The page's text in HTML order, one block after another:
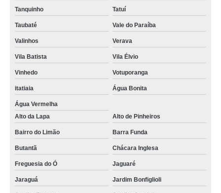
Tanquinho Tatuí
Taubaté Vale do Paraíba
Valinhos Verava
Vila Batista Vila Élvio
Vinhedo Votuporanga
itatiaia Água Bonita
Água Vermelha
Alto da Lapa
Alto de Pinheiros
Bairro do Limão Barra Funda
Butantã Chácara Inglesa
Freguesia do Ó Jaguaré
Jaraguá Jardim Bonfiglioli